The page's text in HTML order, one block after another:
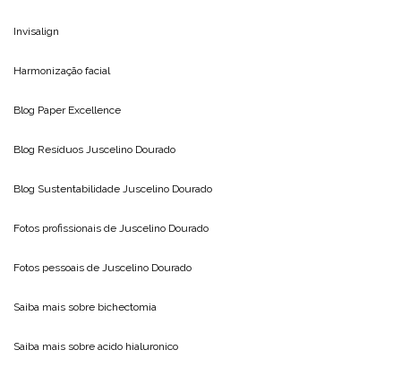
Invisalign
Harmonização facial
Blog Paper Excellence
Blog Resíduos Juscelino Dourado
Blog Sustentabilidade Juscelino Dourado
Fotos profissionais de Juscelino Dourado
Fotos pessoais de Juscelino Dourado
Saiba mais sobre bichectomia
Saiba mais sobre acido hialuronico